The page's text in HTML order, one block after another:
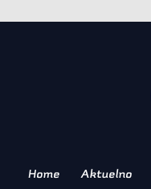
F40” i „bugatija EB110”,
Home Aktuelno